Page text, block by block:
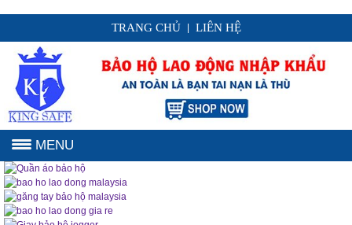
TRANG CHỦ LIÊN HỆ
MENU